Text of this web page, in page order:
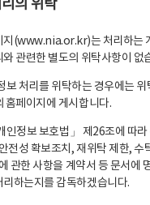
의 위탁
지(www.nia.or.kr)는 처리하는
관련한 별도의 위탁사항이 없
보 처리를 위탁하는 경우에는
홈페이지에 게시합니다.
인정보 보호법」 제26조에 따라
전성 확보조치, 재위탁 제한, 수
관한 사항을 계약서 등 문서에
하는지를 감독하겠습니다.